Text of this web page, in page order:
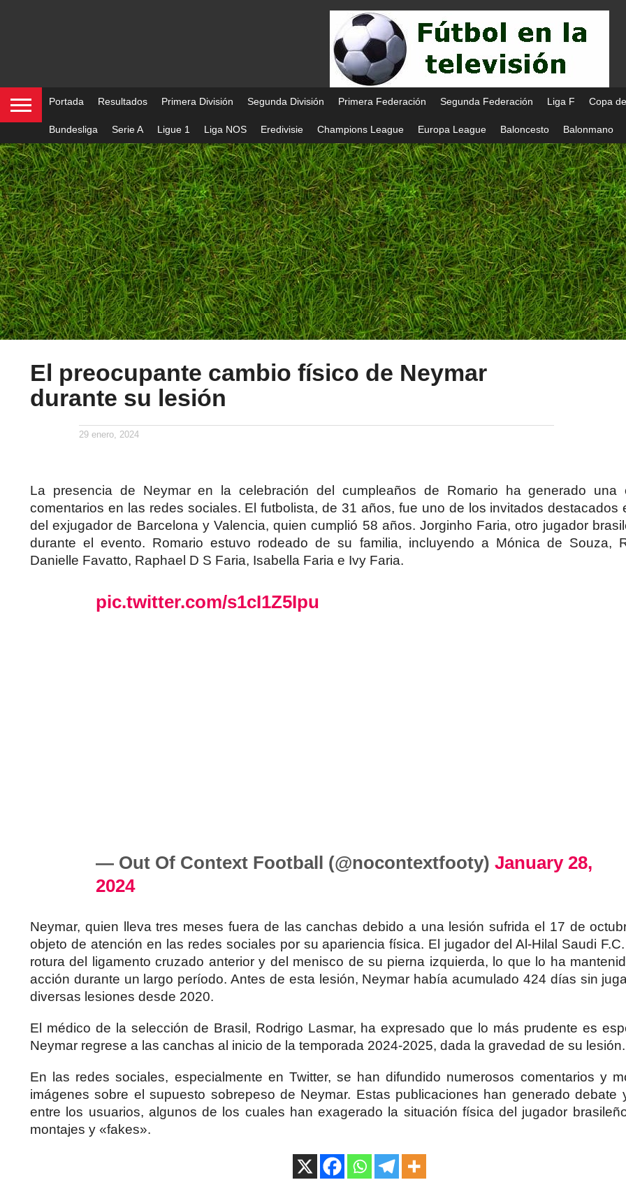
Portada Resultados Primera División Segunda División Primera Federación Segunda Federación Liga F Copa
Bundesliga Serie A Ligue 1 Liga NOS Eredivisie Champions League Europa League Baloncesto Balonmano
El preocupante cambio físico de Neymar
durante su lesión
29 enero, 2024
La presencia de Neymar en la celebración del cumpleaños de Romario ha generado una
comentarios en las redes sociales. El futbolista, de 31 años, fue uno de los invitados destacados
del exjugador de Barcelona y Valencia, quien cumplió 58 años. Jorginho Faria, otro jugador
durante el evento. Romario estuvo rodeado de su familia, incluyendo a Mónica de Souza,
Danielle Favatto, Raphael D S Faria, Isabella Faria e Ivy Faria.
pic.twitter.com/s1cI1Z5Ipu
— Out Of Context Football (@nocontextfooty)January 28,
2024
Neymar, quien lleva tres meses fuera de las canchas debido a una lesión sufrida el 17 de
objeto de atención en las redes sociales por su apariencia física. El jugador del Al-Hilal Saudi
rotura del ligamento cruzado anterior y del menisco de su pierna izquierda, lo que lo ha
acción durante un largo período. Antes de esta lesión, Neymar había acumulado 424 días sin
diversas lesiones desde 2020.
El médico de la selección de Brasil, Rodrigo Lasmar, ha expresado que lo más prudente es
Neymar regrese a las canchas al inicio de la temporada 2024-2025, dada la gravedad de su lesión.
En las redes sociales, especialmente en Twitter, se han difundido numerosos comentarios y
imágenes sobre el supuesto sobrepeso de Neymar. Estas publicaciones han generado debate
entre los usuarios, algunos de los cuales han exagerado la situación física del jugador
montajes y «fakes».